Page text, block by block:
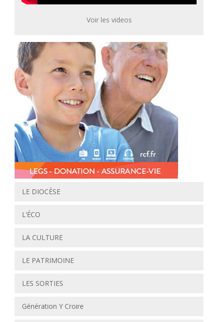
Voir les videos
LE DIOCÈSE
L’ÉCO
LA CULTURE
LE PATRIMOINE
LES SORTIES
Génération Y Croire